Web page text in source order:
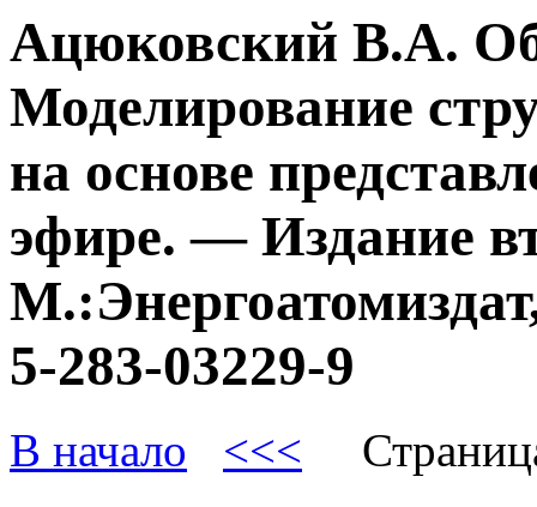
Ацюковский В.А.
Моделирование
на основе
эфире. — Издание
5-283-03229-9
В начало <<<